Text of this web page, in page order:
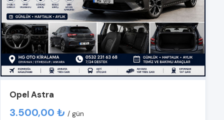
Opel Astra
3.500,00 ₺ / gün